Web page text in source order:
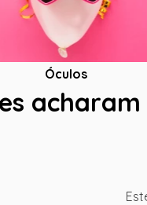
Óculos